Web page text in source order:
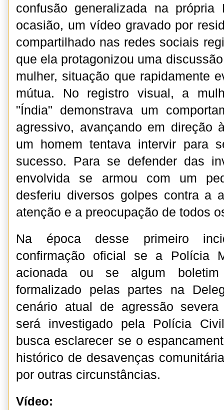
confusão generalizada na
ocasião, um vídeo gravado por
compartilhado nas redes sociais
que ela protagonizou uma
mulher, situação que rapidamente
mútua. No registro visual, a
"Índia" demonstrava um
agressivo, avançando em direção
um homem tentava intervir para
sucesso. Para se defender das
envolvida se armou com um
desferiu diversos golpes contra a
atenção e a preocupação de todos
Na época desse primeiro
confirmação oficial se a Polícia
acionada ou se algum
formalizado pelas partes na
cenário atual de agressão
será investigado pela Polícia
busca esclarecer se o
histórico de desavenças
por outras circunstâncias.
Vídeo: